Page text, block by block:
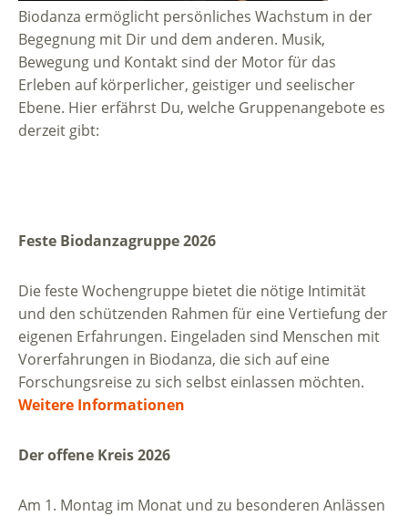
Biodanza ermöglicht persönliches Wachstum in der
Begegnung mit Dir und dem anderen. Musik,
Bewegung und Kontakt sind der Motor für das
Erleben auf körperlicher, geistiger und seelischer
Ebene. Hier erfährst Du, welche Gruppenangebote es
derzeit gibt:
Feste Biodanzagruppe 2026
Die feste Wochengruppe bietet die nötige Intimität
und den schützenden Rahmen für eine Vertiefung der
eigenen Erfahrungen. Eingeladen sind Menschen mit
Vorerfahrungen in Biodanza, die sich auf eine
Forschungsreise zu sich selbst einlassen möchten.
Weitere Informationen
Der offene Kreis 2026
Am 1. Montag im Monat und zu besonderen Anlässen